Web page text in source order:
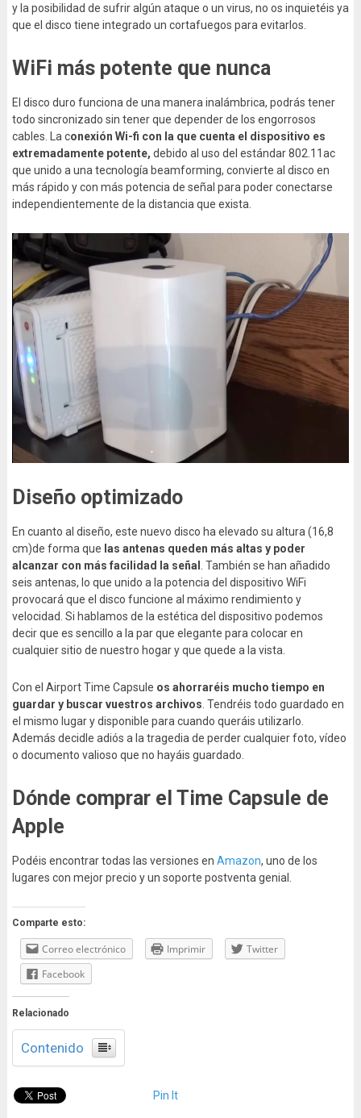
y la posibilidad de sufrir algún ataque o un virus, no os inquietéis ya
que el disco tiene integrado un cortafuegos para evitarlos.
WiFi más potente que nunca
El disco duro funciona de una manera inalámbrica, podrás tener
todo sincronizado sin tener que depender de los engorrosos
cables. La conexión Wi-fi con la que cuenta el dispositivo es
extremadamente potente, debido al uso del estándar 802.11ac
que unido a una tecnología beamforming, convierte al disco en
más rápido y con más potencia de señal para poder conectarse
independientemente de la distancia que exista.
Diseño optimizado
En cuanto al diseño, este nuevo disco ha elevado su altura (16,8
cm)de forma que las antenas queden más altas y poder
alcanzar con más facilidad la señal
. También se han añadido
seis antenas, lo que unido a la potencia del dispositivo WiFi
provocará que el disco funcione al máximo rendimiento y
velocidad. Si hablamos de la estética del dispositivo podemos
decir que es sencillo a la par que elegante para colocar en
cualquier sitio de nuestro hogar y que quede a la vista.
Con el Airport Time Capsule os ahorraréis mucho tiempo en
guardar y buscar vuestros archivos . Tendréis todo guardado en
el mismo lugar y disponible para cuando queráis utilizarlo.
Además decidle adiós a la tragedia de perder cualquier foto, vídeo
o documento valioso que no hayáis guardado.
Dónde comprar el Time Capsule de
Apple
Podéis encontrar todas las versiones en Amazon, uno de los
lugares con mejor precio y un soporte postventa genial.
Comparte esto:
Correo electrónico Imprimir
Twitter
Facebook
Relacionado
Contenido
Pin It